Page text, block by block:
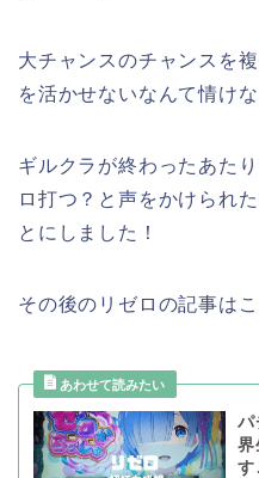
大チャンスのチャンスを
を活かせないなんて情け
ギルクラが終わったあた
ロ打つ？と声をかけられ
とにしました！
その後のリゼロの記事は
パ
界
す